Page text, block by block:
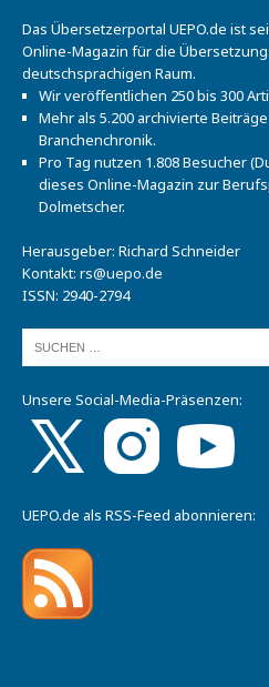
Das Übersetzerportal UEPO.de ist
Online-Magazin für die
deutschsprachigen Raum.
Wir veröffentlichen 250 bis 300
Mehr als 5.200 archivierte
Branchenchronik.
Pro Tag nutzen 1.808 Besucher
dieses Online-Magazin zur
Dolmetscher.
Herausgeber: Richard Schneider
Kontakt: rs@uepo.de
ISSN: 2940-2794
Unsere Social-Media-Präsenzen:
UEPO.de als RSS-Feed abonnieren: